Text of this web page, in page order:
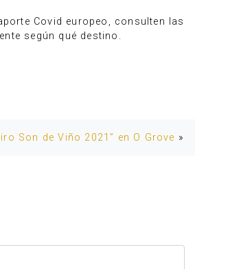
Covid europeo, consulten las
según qué destino.
Son de Viño 2021” en O Grove »